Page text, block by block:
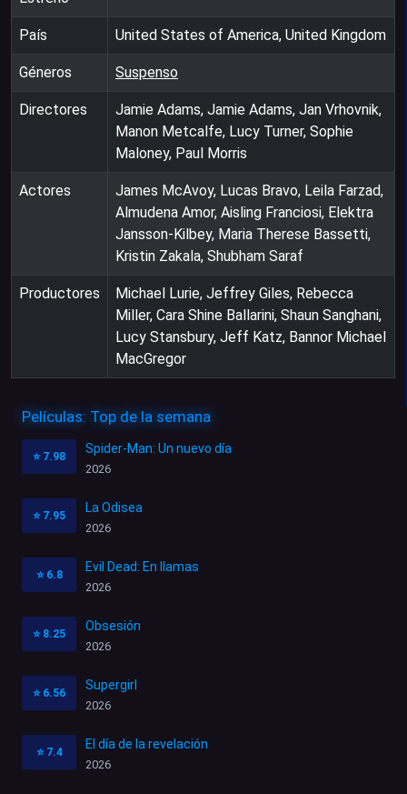
País United States of America, United Kingdom
Géneros Suspenso
Directores
Jamie Adams, Jamie Adams, Jan Vrhovnik,
Manon Metcalfe, Lucy Turner, Sophie
Maloney, Paul Morris
Actores
James McAvoy, Lucas Bravo, Leila Farzad,
Almudena Amor, Aisling Franciosi, Elektra
Jansson-Kilbey, Maria Therese Bassetti,
Kristin Zakala, Shubham Saraf
Productores
Michael Lurie, Jeffrey Giles, Rebecca
Miller, Cara Shine Ballarini, Shaun Sanghani,
Lucy Stansbury, Jeff Katz, Bannor Michael
MacGregor
Películas: Top de la semana
⭐ 7.98
Spider-Man: Un nuevo día
2026
⭐ 7.95
La Odisea
2026
⭐ 6.8
Evil Dead: En llamas
2026
⭐ 8.25
Obsesión
2026
⭐ 6.56
Supergirl
2026
⭐ 7.4
El día de la revelación
2026